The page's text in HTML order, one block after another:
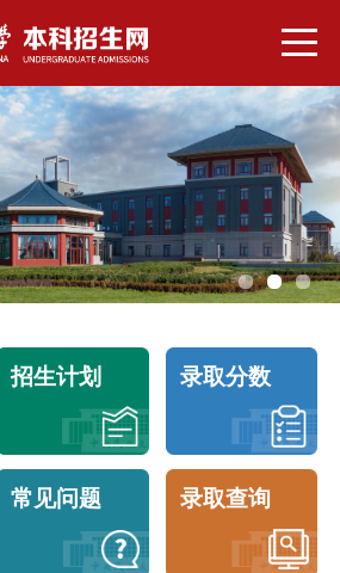
招生计划 录取分数
常见问题 录取查询